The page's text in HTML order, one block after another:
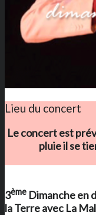
Lieu du concert
Le concert est
pluie il se
3ème Dimanche en
la Terreavec La